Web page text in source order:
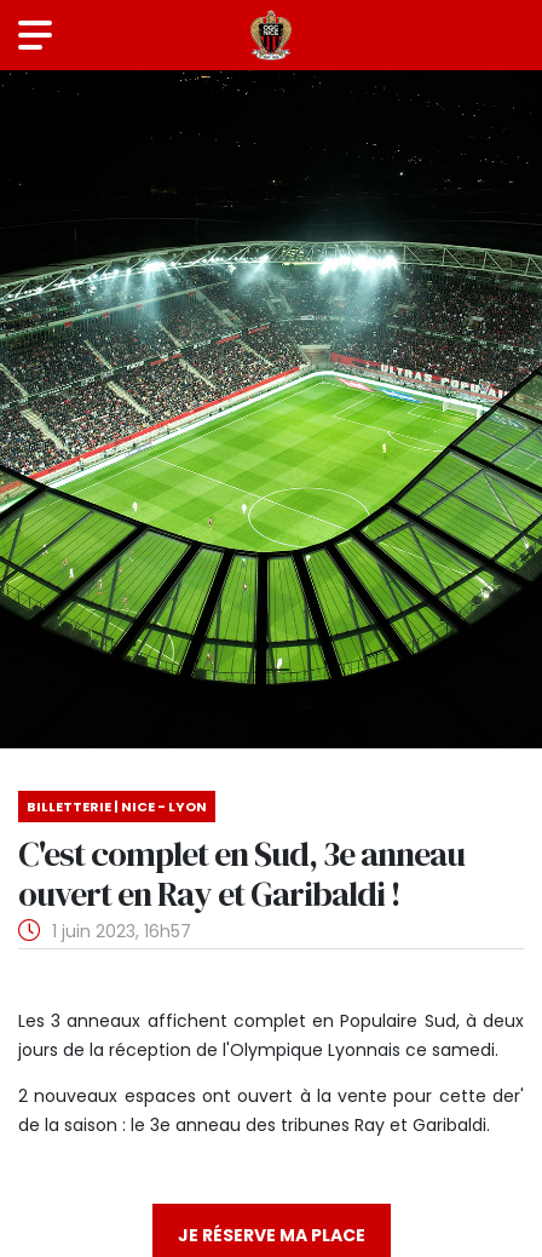
BILLETTERIE | NICE - LYON
C'est complet en Sud, 3e anneau
ouvert en Ray et Garibaldi !
1 juin 2023, 16h57
Les 3 anneaux affichent complet en Populaire Sud, à deux
jours de la réception de l'Olympique Lyonnais ce samedi.
2 nouveaux espaces ont ouvert à la vente pour cette der'
de la saison : le 3e anneau des tribunes Ray et Garibaldi.
JE RÉSERVE MA PLACE